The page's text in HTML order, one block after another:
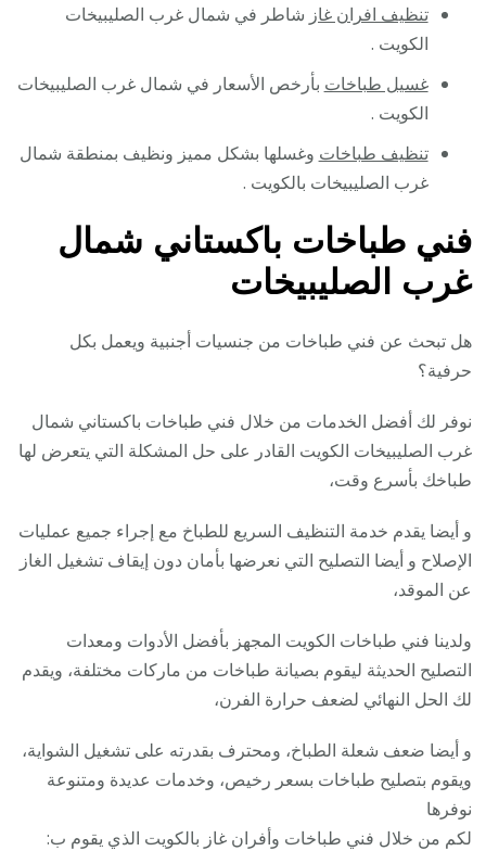
تنظيف افران غاز شاطر في شمال غرب الصليبيخات
الكويت .
غسيل طباخات بأرخص الأسعار في شمال غرب الصليبيخات
الكويت .
تنظيف طباخات وغسلها بشكل مميز ونظيف بمنطقة شمال
غرب الصليبيخات بالكويت .
فني طباخات باكستاني شمال
غرب الصليبيخات
هل تبحث عن فني طباخات من جنسيات أجنبية ويعمل بكل
حرفية؟
نوفر لك أفضل الخدمات من خلال فني طباخات باكستاني شمال
غرب الصليبيخات الكويت القادر على حل المشكلة التي يتعرض لها
طباخك بأسرع وقت،
و أيضا يقدم خدمة التنظيف السريع للطباخ مع إجراء جميع عمليات
الإصلاح و أيضا التصليح التي نعرضها بأمان دون إيقاف تشغيل الغاز
عن الموقد،
ولدينا فني طباخات الكويت المجهز بأفضل الأدوات ومعدات
التصليح الحديثة ليقوم بصيانة طباخات من ماركات مختلفة، ويقدم
لك الحل النهائي لضعف حرارة الفرن،
و أيضا ضعف شعلة الطباخ، ومحترف بقدرته على تشغيل الشواية،
ويقوم بتصليح طباخات بسعر رخيص، وخدمات عديدة ومتنوعة
نوفرها
لكم من خلال فني طباخات وأفران غاز بالكويت الذي يقوم ب: